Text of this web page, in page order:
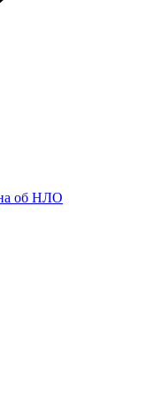
об НЛО